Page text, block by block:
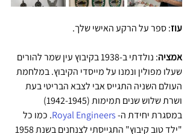
עוז: ספר על הרקע האישי שלך.
אמציה
: נולדתי ב-1938 בקיבוץ עין שמר להורים
שעלו מפולין ונמנו על מייסדי הקיבוץ. במלחמת
העולם השניה התגייס אבי לצבא הבריטי בעת
ושרת שלוש שנים תמימות (1942-1945)
במסגרת יחידת ה- Royal Engineers. כמו כל